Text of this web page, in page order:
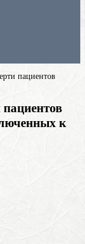
пациентов
пациентов
к